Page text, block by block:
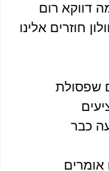
דווקא רום
חוזרים אלינו
שפסולת
כבר
אומרים